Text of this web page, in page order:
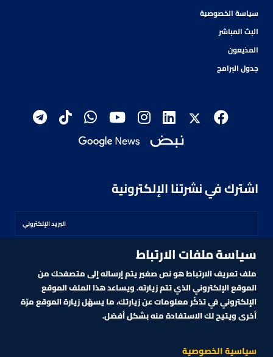
سياسة الخصوصية
البث المباشر
المذيعون
جدول البرامج
اشترك في نشرتنا الإلكترونية
اشترك
2026
CNBCARABIA.COM. ALL RIGHTS RESERVED
سياسة ملفات الارتباط
ملف تعريف الارتباط هو نص صغير يتم إرساله إلى متصفحك من
الموقع الإلكتروني الذي تتم زيارته. ويساعد هذا الملف الموقع
الإلكتروني في تذكّر معلومات عن زيارتك، ما يسهّل زيارة الموقع مرّة
أخرى ويتيح لك الاستفادة منه بشكل أفضل.
سياسية الخصوصية